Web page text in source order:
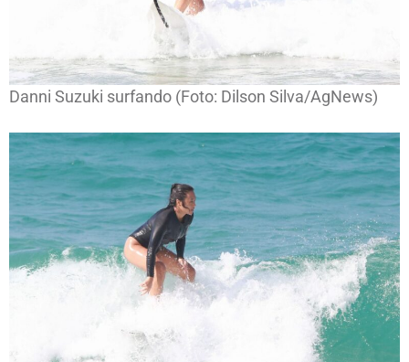
Danni Suzuki surfando (Foto: Dilson Silva/AgNews)